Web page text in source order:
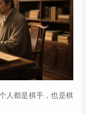
人都是棋手，也是棋